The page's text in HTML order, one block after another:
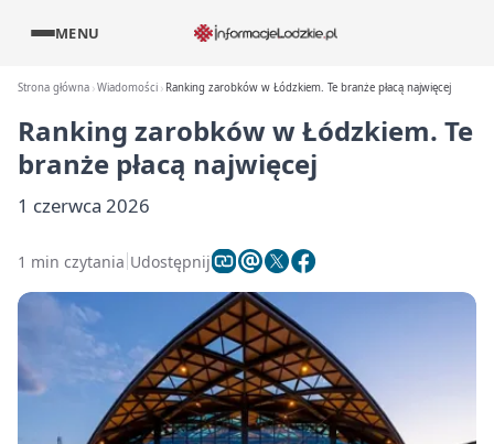
MENU
Strona główna Wiadomości Ranking zarobków w Łódzkiem. Te branże płacą najwięcej
Ranking zarobków w Łódzkiem. Te
branże płacą najwięcej
1 czerwca 2026
1 min czytania Udostępnij